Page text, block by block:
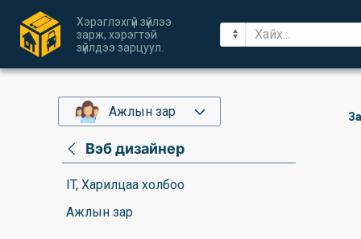
Хэрэглэхгүй зүйлээ
зарж, хэрэгтэй
зүйлдээ зарцуул.
Ажлын зар
Вэб дизайнер
IT, Харилцаа холбоо
Ажлын зар